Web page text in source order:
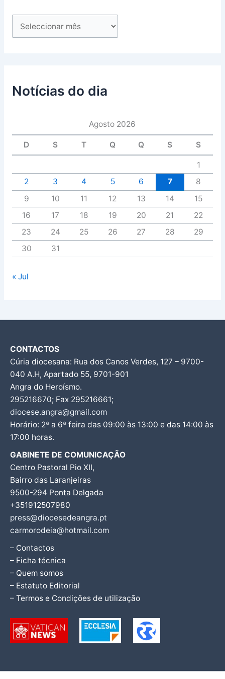
Notícias do dia
Agosto 2026
D S T Q Q S S
1
2
3 4 5 6 7
8
9
10 11 12 13 14
15
16
17 18 19 20 21
22
23
24 25 26 27 28
29
30
31
« Jul
CONTACTOS
Cúria diocesana: Rua dos Canos Verdes, 127 – 9700-
040 A.H, Apartado 55, 9701-901
Angra do Heroísmo.
295216670; Fax 295216661;
diocese.angra@gmail.com
Horário: 2ª a 6ª feira das 09:00 às 13:00 e das 14:00 às
17:00 horas.
GABINETE DE COMUNICAÇÃO
Centro Pastoral Pio XII,
Bairro das Laranjeiras
9500-294 Ponta Delgada
+351912507980
press@diocesedeangra.pt
carmorodeia@hotmail.com
– Contactos
– Ficha técnica
– Quem somos
– Estatuto Editorial
– Termos e Condições de utilização